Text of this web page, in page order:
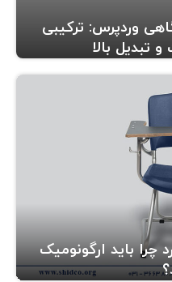
وردپرس: ترکیبی
تبدیل بالا
چرا باید ارگونومیک